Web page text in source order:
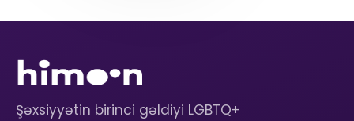
Şəxsiyyətin birinci gəldiyi LGBTQ+